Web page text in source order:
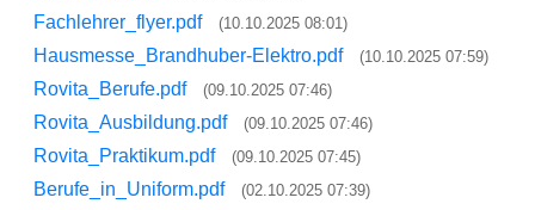
Fachlehrer_flyer.pdf (10.10.2025 08:01)
Hausmesse_Brandhuber-Elektro.pdf (10.10.2025 07:59)
Rovita_Berufe.pdf (09.10.2025 07:46)
Rovita_Ausbildung.pdf (09.10.2025 07:46)
Rovita_Praktikum.pdf (09.10.2025 07:45)
Berufe_in_Uniform.pdf (02.10.2025 07:39)